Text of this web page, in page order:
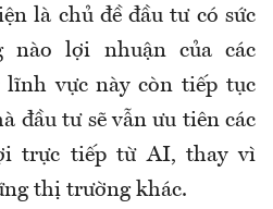
là chủ đề đầu tư có sức
nào lợi nhuận của các
lĩnh vực này còn tiếp tục
đầu tư sẽ vẫn ưu tiên các
trực tiếp từ AI, thay vì
thị trường khác.